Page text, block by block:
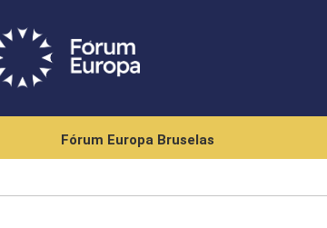
Fórum Europa Bruselas